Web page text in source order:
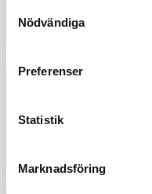
Selection
Nödvändiga
Preferenser
Statistik
Marknadsföring